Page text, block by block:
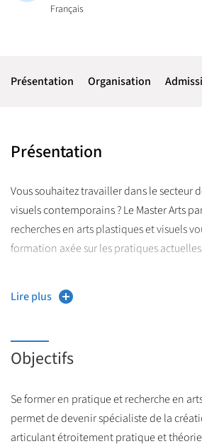
Français
Présentation Organisation
Présentation
Vous souhaitez travailler dans le secteur
visuels contemporains ? Le Master Arts
recherches en arts plastiques et visuels
formation axée sur les pratiques
proposés par des artistes, la réalisation
de l’art contemporain ainsi qu’en théorie
Le parcours est ouvert à tous·tes les
cursus en arts plastiques en Licence, ou
équivalente ayant permis d’acquérir des
ou des compétences pratiques liées à
Lire plus
Objectifs
Se former en pratique et recherche en
permet de devenir spécialiste de la
articulant étroitement pratique et